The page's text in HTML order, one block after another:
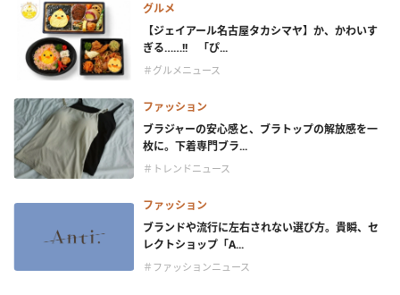
グルメ
【ジェイアール名古屋タカシマヤ】か、かわいす
ぎる……!! 「ぴ...
＃グルメニュース
ファッション
ブラジャーの安心感と、ブラトップの解放感を一
枚に。下着専門ブラ...
＃トレンドニュース
ファッション
ブランドや流行に左右されない選び方。貴瞬、セ
レクトショップ「A...
＃ファッションニュース